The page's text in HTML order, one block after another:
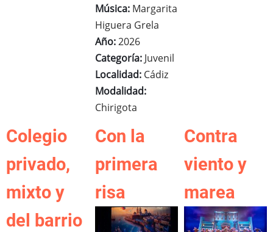
Música: Margarita
Higuera Grela
Año:2026
Categoría: Juvenil
Localidad: Cádiz
Modalidad:
Chirigota
Colegio
privado,
mixto y
del barrio
Con la
primera
risa
Contra
viento y
marea